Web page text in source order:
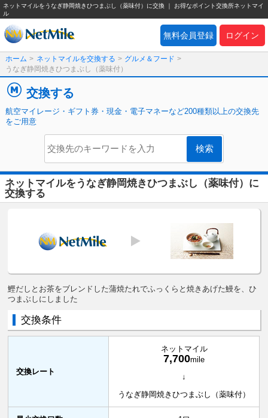
ネットマイルをうなぎ静岡焼きひつまぶし（薬味付）に交換 ｜ お得なポイント交換所ネットマイ
ル
ログイン
無料会員登録
ホーム > ネットマイルを交換する > グルメ＆フード >
うなぎ静岡焼きひつまぶし（薬味付）
交換する
航空マイレージ・ギフト券・現金・電子マネーなど200種類以上の交換先
をご用意
ネットマイルをうなぎ静岡焼きひつまぶし（薬味付）に
交換する
鰹だしとお茶をブレンドした蒲焼たれでふっくらと焼きあげた鰻を、ひ
つまぶしにしました
交換条件
交換レート
ネットマイル
7,700mile
↓
うなぎ静岡焼きひつまぶし（薬味付）